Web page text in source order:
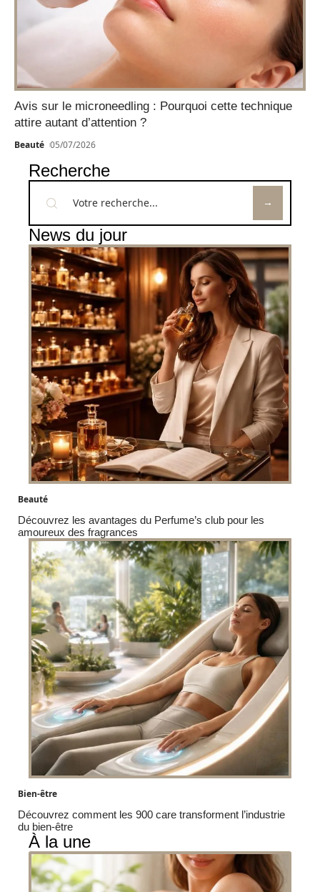
Avis sur le microneedling : Pourquoi cette technique
attire autant d’attention ?
Beauté 05/07/2026
Recherche
News du jour
Beauté
Découvrez les avantages du Perfume’s club pour les
amoureux des fragrances
Bien-être
Découvrez comment les 900 care transforment l’industrie
du bien-être
À la une